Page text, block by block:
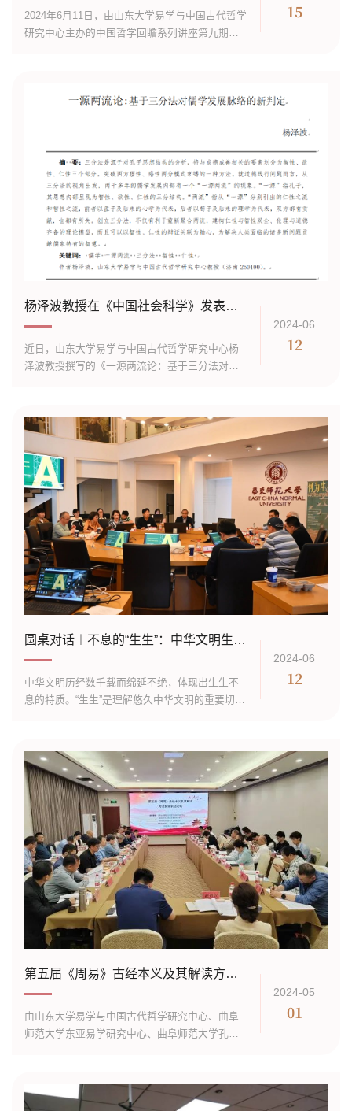
2024年6月11日，由山东大学易学与中国古代哲学
研究中心主办的中国哲学回瞻系列讲座第九期暨
15
杨泽波教授在《中国社会科学》发表学术长文
近日，山东大学易学与中国古代哲学研究中心杨
泽波教授撰写的《一源两流论：基于三分法对儒
来着力建构的儒家生生伦理学为基础...
2024-06
12
圆桌对话︱不息的“生生”：中华文明生成的多重维度
中华文明历经数千载而绵延不绝，体现出生生不
息的特质。“生生”是理解悠久中华文明的重要切入
室开展了围绕“生生”的主题学...
2024-06
12
第五届《周易》古经本义及其解读方法探索前沿论坛在山东曲阜召开
由山东大学易学与中国古代哲学研究中心、曲阜
师范大学东亚易学研究中心、曲阜师范大学孔子
古经本义及其解读方法探索前沿论坛...
2024-05
01